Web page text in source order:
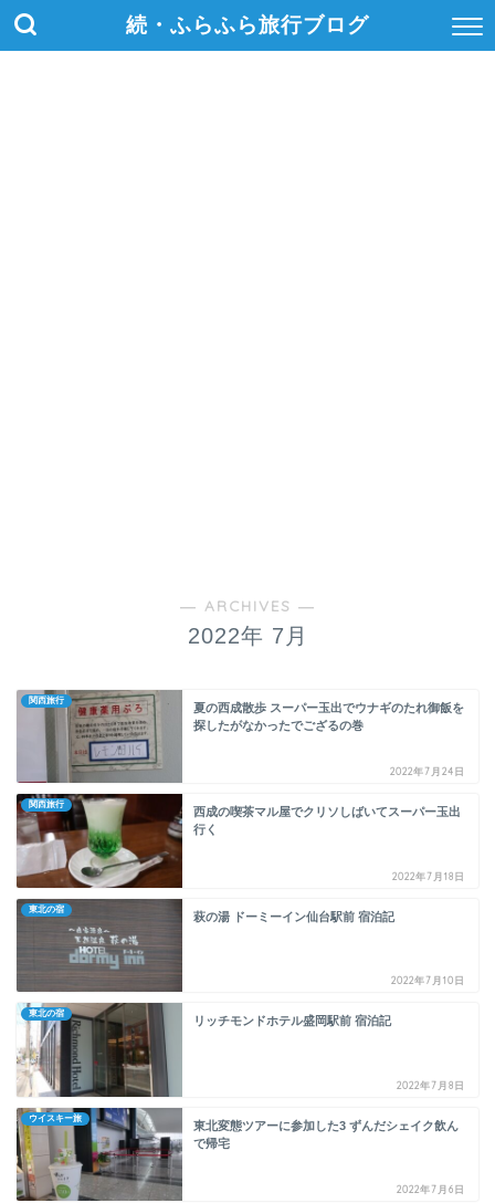
続・ふらふら旅行ブログ
― ARCHIVES ―
2022年 7月
関西旅行
夏の西成散歩 スーパー玉出でウナギのたれ御飯を
探したがなかったでござるの巻
2022年7月24日
関西旅行
西成の喫茶マル屋でクリソしばいてスーパー玉出
行く
2022年7月18日
東北の宿
萩の湯 ドーミーイン仙台駅前 宿泊記
2022年7月10日
東北の宿
リッチモンドホテル盛岡駅前 宿泊記
2022年7月8日
ウイスキー旅
東北変態ツアーに参加した3 ずんだシェイク飲ん
で帰宅
2022年7月6日